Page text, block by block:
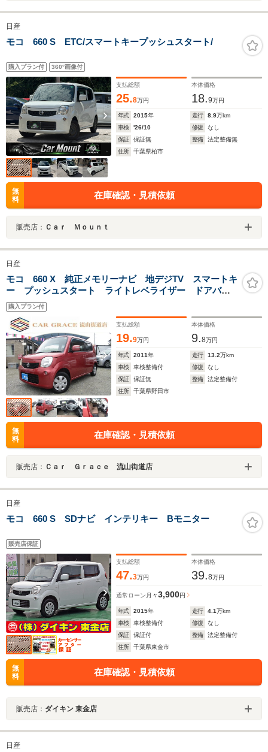
日産
モコ 660 S ETC/スマートキープッシュスタート/
購入プラン付 360°画像付
支払総額
25.8万円
本体価格
18.9万円
年式 2015年 走行 8.9万km
車検
'26/10 修復
なし
保証
保証無 整備
法定整備無
住所
千葉県柏市
無
料
在庫確認・見積依頼
販売店： Ｃａｒ Ｍｏｕｎｔ
日産
モコ 660 X 純正メモリーナビ 地デジTV スマートキ
ー プッシュスタート ライトレベライザー ドアバイ
ザー プライバシーガラス オートエアコン ウィンカ
ー付きドアミラー 車検整備付き 修復歴なし
購入プラン付
支払総額
19.9万円
本体価格
9.8万円
年式 2011年 走行 13.2万km
車検
車検整備付 修復
なし
保証
保証無 整備
法定整備付
住所
千葉県野田市
無
料
在庫確認・見積依頼
販売店： Ｃａｒ Ｇｒａｃｅ 流山街道店
日産
モコ 660 S SDナビ インテリキー Bモニター
販売店保証
支払総額
47.3万円
本体価格
39.8万円
通常ローン 月々3,900円
年式 2015年 走行 4.1万km
車検
車検整備付 修復
なし
保証
保証付 整備
法定整備付
住所
千葉県東金市
無
料
在庫確認・見積依頼
販売店： ダイキン 東金店
日産